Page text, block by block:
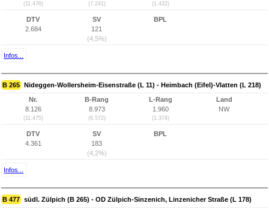
(11.476) (7.241) (1.432)
DTV
2.684
SV
121
(4,5%)
BPL
Infos...
B 265 Nideggen-Wollersheim-Eisenstraße (L 11) - Heimbach (Eifel)-Vlatten (L 218)
Nr.
8.126
(11.475)
B-Rang
8.973
(6.572)
L-Rang
1.960
(1.374)
Land
NW
DTV
4.361
SV
183
(4,2%)
BPL
Infos...
B 477 südl. Zülpich (B 265) - OD Zülpich-Sinzenich, Linzenicher Straße (L 178)